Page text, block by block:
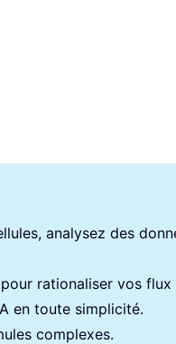
analysez des
rationaliser vos flux
en toute simplicité.
complexes.